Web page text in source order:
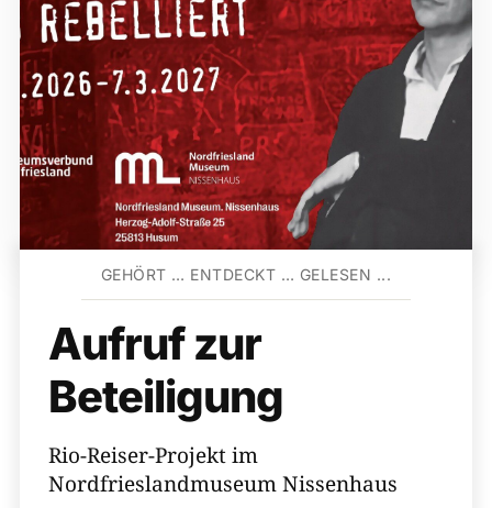
GEHÖRT … ENTDECKT … GELESEN ...
Aufruf zur
Beteiligung
Rio-Reiser-Projekt im
Nordfrieslandmuseum Nissenhaus